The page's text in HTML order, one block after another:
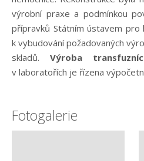
výrobní praxe a podmínkou
přípravků Státním ústavem pro
k vybudování požadovaných
skladů. Výroba
v laboratořích je řízena
Fotogalerie